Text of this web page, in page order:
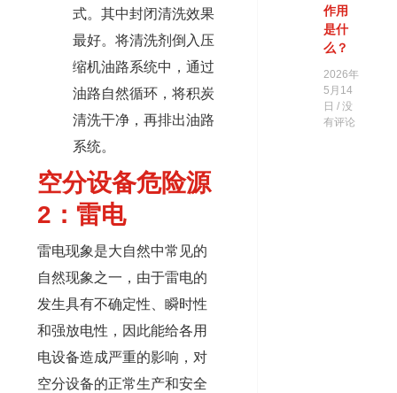
式。其中封闭清洗效果
最好。将清洗剂倒入压
缩机油路系统中，通过
油路自然循环，将积炭
清洗干净，再排出油路
系统。
空分设备危险源
2：雷电
雷电现象是大自然中常见的
自然现象之一，由于雷电的
发生具有不确定性、瞬时性
和强放电性，因此能给各用
电设备造成严重的影响，对
空分设备的正常生产和安全
作用
是什
么？
2026年
5月14
日 没
有评论